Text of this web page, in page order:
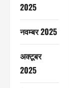
2025
नवम्बर 2025
अक्टूबर
2025